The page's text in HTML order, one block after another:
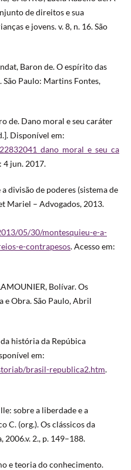
de direitos e sua
e jovens. v. 8, n. 16. São
Baron de. O espírito das
Paulo: Martins Fontes,
de. Dano moral e seu caráter
Disponível em:
4 jun. 2017.
divisão de poderes (sistema de
Mariel – Advogados, 2013.
05/30/montesquieu-e-a-
e-contrapesos. Acesso em:
Bolívar. Os
e Obra. São Paulo, Abril
da história da Repúbica
em:
brasil-republica2.htm.
sobre a liberdade e a
C. (org.). Os clássicos da
2006.v. 2., p. 149–188.
e teoria do conhecimento.